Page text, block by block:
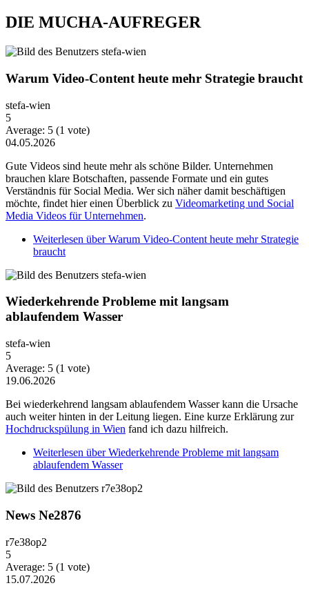
DIE MUCHA-AUFREGER
Warum Video-Content heute mehr Strategie braucht
stefa-wien
5
Average: 5 (1 vote)
04.05.2026
Gute Videos sind heute mehr als schöne Bilder. Unternehmen
brauchen klare Botschaften, passende Formate und ein gutes
Verständnis für Social Media. Wer sich näher damit beschäftigen
möchte, findet hier einen Überblick zu Videomarketing und Social
Media Videos für Unternehmen.
Weiterlesen über Warum Video-Content heute mehr Strategie
braucht
Wiederkehrende Probleme mit langsam
ablaufendem Wasser
stefa-wien
5
Average: 5 (1 vote)
19.06.2026
Bei wiederkehrend langsam ablaufendem Wasser kann die Ursache
auch weiter hinten in der Leitung liegen. Eine kurze Erklärung zur
Hochdruckspülung in Wien fand ich dazu hilfreich.
Weiterlesen über Wiederkehrende Probleme mit langsam
ablaufendem Wasser
News Ne2876
r7e38op2
5
Average: 5 (1 vote)
15.07.2026